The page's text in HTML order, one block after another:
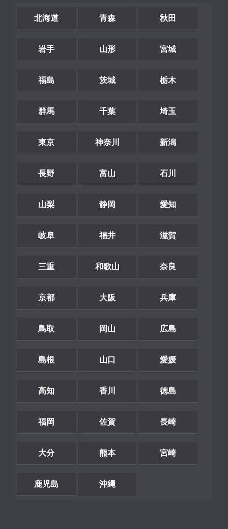
北海道 青森 秋田
岩手 山形 宮城
福島 茨城 栃木
群馬 千葉 埼玉
東京 神奈川 新潟
長野 富山 石川
山梨 静岡 愛知
岐阜 福井 滋賀
三重 和歌山 奈良
京都 大阪 兵庫
鳥取 岡山 広島
島根 山口 愛媛
高知 香川 徳島
福岡 佐賀 長崎
大分 熊本 宮崎
鹿児島 沖縄